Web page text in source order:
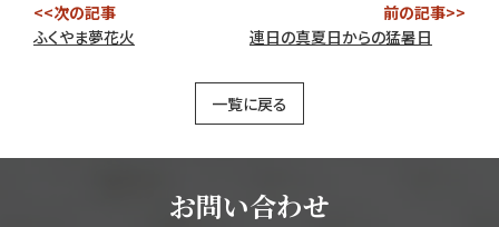
<<次の記事
ふくやま夢花火
前の記事>>
連日の真夏日からの猛暑日
一覧に戻る
お問い合わせ